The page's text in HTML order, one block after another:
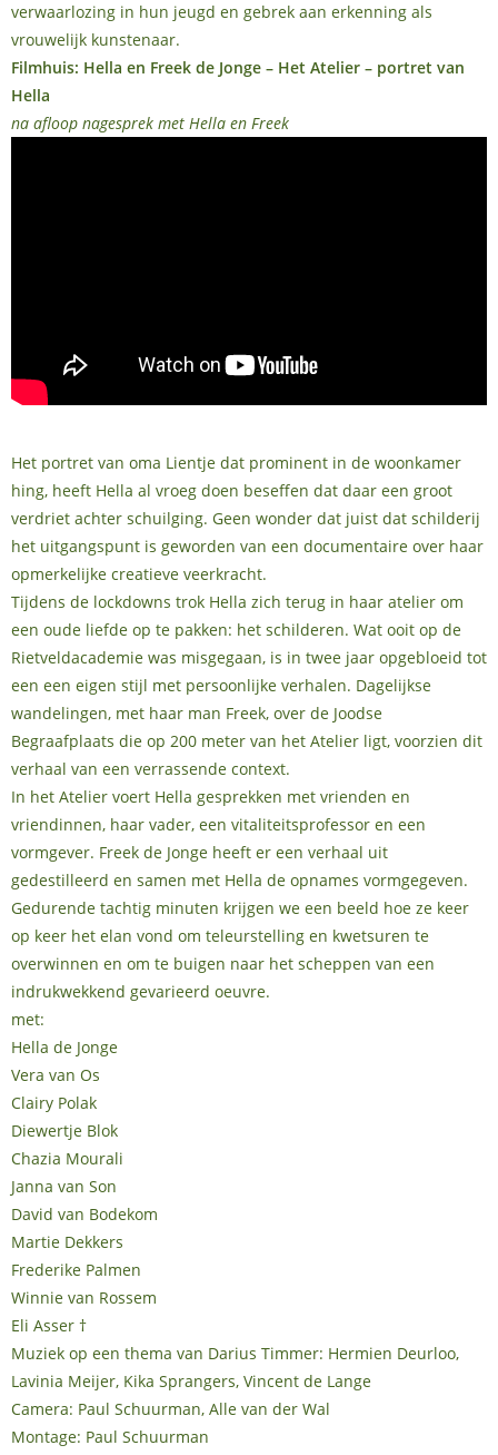
verwaarlozing in hun jeugd en gebrek aan erkenning als
vrouwelijk kunstenaar.
Filmhuis: Hella en Freek de Jonge – Het Atelier – portret van
Hella
na afloop nagesprek met Hella en Freek
Het portret van oma Lientje dat prominent in de woonkamer
hing, heeft Hella al vroeg doen beseffen dat daar een groot
verdriet achter schuilging. Geen wonder dat juist dat schilderij
het uitgangspunt is geworden van een documentaire over haar
opmerkelijke creatieve veerkracht.
Tijdens de lockdowns trok Hella zich terug in haar atelier om
een oude liefde op te pakken: het schilderen. Wat ooit op de
Rietveldacademie was misgegaan, is in twee jaar opgebloeid tot
een een eigen stijl met persoonlijke verhalen. Dagelijkse
wandelingen, met haar man Freek, over de Joodse
Begraafplaats die op 200 meter van het Atelier ligt, voorzien dit
verhaal van een verrassende context.
In het Atelier voert Hella gesprekken met vrienden en
vriendinnen, haar vader, een vitaliteitsprofessor en een
vormgever. Freek de Jonge heeft er een verhaal uit
gedestilleerd en samen met Hella de opnames vormgegeven.
Gedurende tachtig minuten krijgen we een beeld hoe ze keer
op keer het elan vond om teleurstelling en kwetsuren te
overwinnen en om te buigen naar het scheppen van een
indrukwekkend gevarieerd oeuvre.
met:
Hella de Jonge
Vera van Os
Clairy Polak
Diewertje Blok
Chazia Mourali
Janna van Son
David van Bodekom
Martie Dekkers
Frederike Palmen
Winnie van Rossem
Eli Asser †
Muziek op een thema van Darius Timmer: Hermien Deurloo,
Lavinia Meijer, Kika Sprangers, Vincent de Lange
Camera: Paul Schuurman, Alle van der Wal
Montage: Paul Schuurman